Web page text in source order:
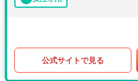
公式サイトで見る